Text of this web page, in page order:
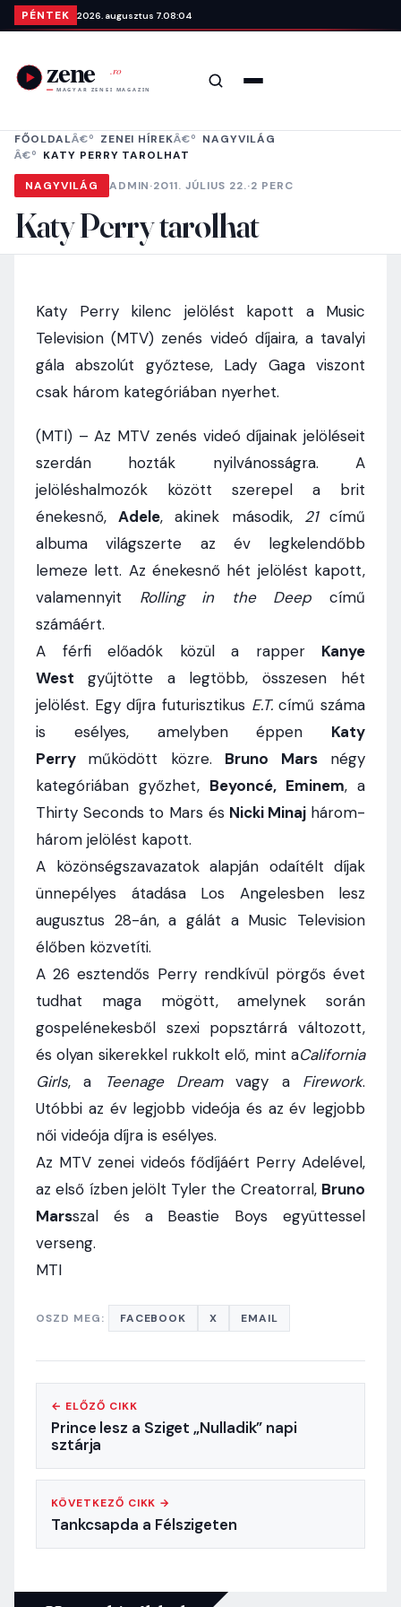
Ugrás a tartalomra
PÉNTEK 2026. augusztus 7.08:04
Keresés
FŐOLDAL ZENEI HÍREK
NAGYVILÁG
KATY PERRY TAROLHAT
NAGYVILÁG ADMIN·2011. JÚLIUS 22.·2 PERC
Katy Perry tarolhat
Katy Perry kilenc jelölést kapott a Music
Television (MTV) zenés videó díjaira, a tavalyi
gála abszolút győztese, Lady Gaga viszont
csak három kategóriában nyerhet.
(MTI) – Az MTV zenés videó díjainak jelöléseit
szerdán hozták nyilvánosságra. A
jelöléshalmozók között szerepel a brit
énekesnő,Adele, akinek második, 21című
albuma világszerte az év legkelendőbb
lemeze lett. Az énekesnő hét jelölést kapott,
valamennyit Rolling in the Deepcímű
számáért.
A férfi előadók közül a rapper Kanye
West gyűjtötte a legtöbb, összesen hét
jelölést. Egy díjra futurisztikus E.T.című száma
is esélyes, amelyben éppen Katy
Perry működött közre. Bruno Marsnégy
kategóriában győzhet, Beyoncé, Eminem, a
Thirty Seconds to Mars ésNicki Minaj három-
három jelölést kapott.
A közönségszavazatok alapján odaítélt díjak
ünnepélyes átadása Los Angelesben lesz
augusztus 28-án, a gálát a Music Television
élőben közvetíti.
A 26 esztendős Perry rendkívül pörgős évet
tudhat maga mögött, amelynek során
gospelénekesből szexi popsztárrá változott,
és olyan sikerekkel rukkolt elő, mint aCalifornia
Girls, a Teenage Dreamvagy a Firework.
Utóbbi az év legjobb videója és az év legjobb
női videója díjra is esélyes.
Az MTV zenei videós fődíjáért Perry Adelével,
az első ízben jelölt Tyler the Creatorral, Bruno
Marsszal és a Beastie Boys együttessel
verseng.
MTI
OSZD MEG: FACEBOOK X EMAIL
← ELŐZŐ CIKK
Prince lesz a Sziget „Nulladik” napi
sztárja
KÖVETKEZŐ CIKK →
Tankcsapda a Félszigeten